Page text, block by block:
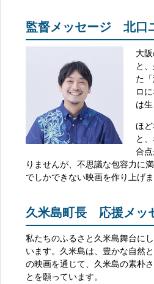
監督メッセージ 北口
大
と
た
ロ
は生
ほ
と
合
りませんが、不思議な包容力に
でしかできない映画を作り上げま
久米島町長 応援メッ
私たちのふるさと久米島舞台に
います。久米島は、豊かな自然
の映画を通じて、久米島の素朴
とを願っています。